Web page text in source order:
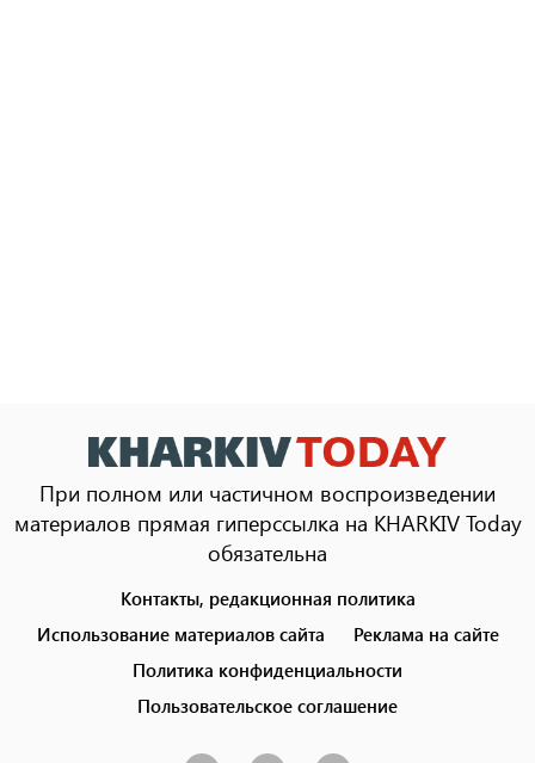
При полном или частичном воспроизведении
материалов прямая гиперссылка на KHARKIV Today
обязательна
menu
Контакты, редакционная политика
Использование материалов сайта
Реклама на сайте
Политика конфиденциальности
Пользовательское соглашение